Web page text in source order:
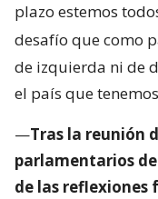
plazo estemos
desafío que como
de izquierda ni de
el país que
—Tras la reunión
parlamentarios
de las reflexiones